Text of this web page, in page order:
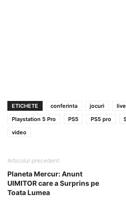
ETICHETE conferinta jocuri live
Playstation 5 Pro
PS5 PS5 pro
video
Articolul precedent
Planeta Mercur: Anunt
UIMITOR care a Surprins pe
Toata Lumea